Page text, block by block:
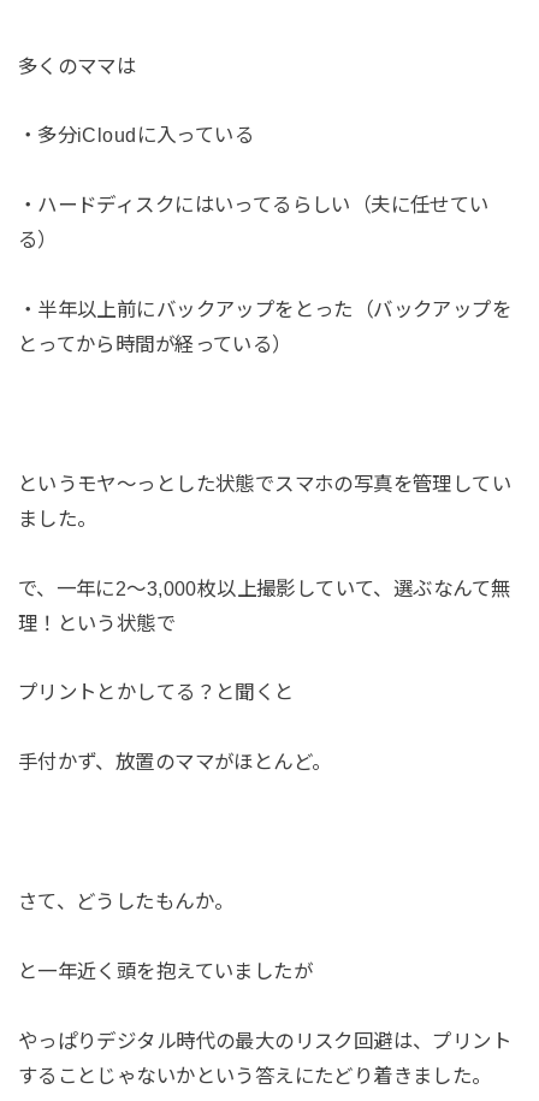
多くのママは
・多分iCloudに入っている
・ハードディスクにはいってるらしい（夫に任せてい
る）
・半年以上前にバックアップをとった（バックアップを
とってから時間が経っている）
というモヤ〜っとした状態でスマホの写真を管理してい
ました。
で、一年に2〜3,000枚以上撮影していて、選ぶなんて無
理！という状態で
プリントとかしてる？と聞くと
手付かず、放置のママがほとんど。
さて、どうしたもんか。
と一年近く頭を抱えていましたが
やっぱりデジタル時代の最大のリスク回避は、プリント
することじゃないかという答えにたどり着きました。